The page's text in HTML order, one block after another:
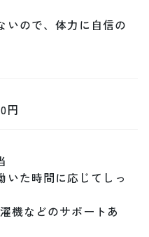
いので、体力に自信の
円
た時間に応じてしっ
機などのサポートあ